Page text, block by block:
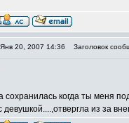
20, 2007 14:36 Заголовок
сохранилась когда ты меня
девушкой....,отвергла из за